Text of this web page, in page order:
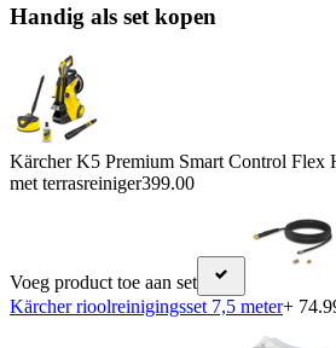
Handig als set kopen
Kärcher K5 Premium Smart Control Flex
met terrasreiniger399.00
Voeg product toe aan set
Kärcher rioolreinigingsset 7,5 meter+